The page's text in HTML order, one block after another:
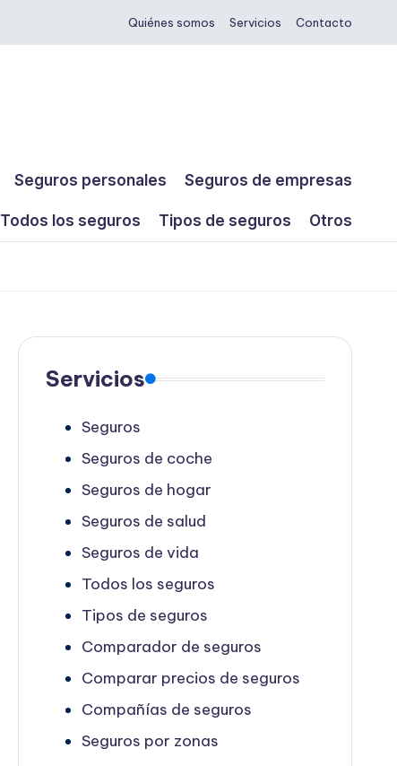
Quiénes somos Servicios Contacto
Seguros personales Seguros de empresas
Todos los seguros Tipos de seguros Otros
Servicios
Seguros
Seguros de coche
Seguros de hogar
Seguros de salud
Seguros de vida
Todos los seguros
Tipos de seguros
Comparador de seguros
Comparar precios de seguros
Compañías de seguros
Seguros por zonas